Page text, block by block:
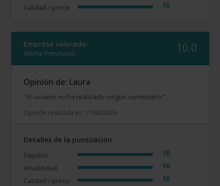
Calidad / precio 10
Empresa valorada:
Alerta Prevenció
10.0
Opinión de: Laura
"El usuario no ha realizado ningun comentario".
Opinión realizada en: 11/03/2026
Detalles de la puntuación
Rapidez 10
Amabilidad 10
Calidad / precio 10